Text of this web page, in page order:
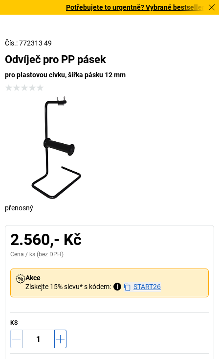
Potřebujete to urgentně? Vybrané bestsellery
Čís.: 772313 49
Odvíječ pro PP pásek
pro plastovou cívku, šířka pásku 12 mm
přenosný
2.560,- Kč
Cena / ks (bez DPH)
Akce
Získejte 15% slevu* s kódem:
i START26
KS